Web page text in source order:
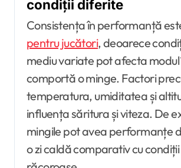
condiții diferite
Consistența în performanță
pentru jucători, deoarece
mediu variate pot afecta modul
comportă o minge. Factori
temperatura, umiditatea și
influența săritura și viteza. De
mingile pot avea performanțe
o zi caldă comparativ cu